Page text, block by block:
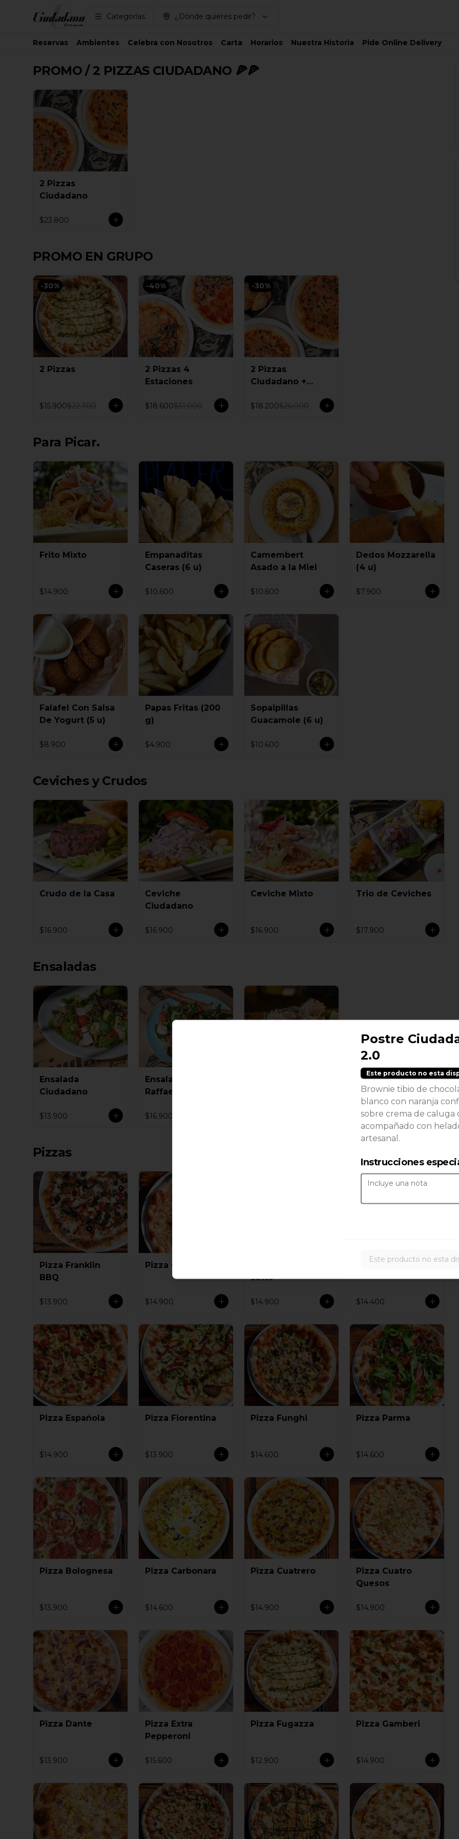
Categorías ¿Dónde quieres pedir?
Reservas Ambientes Celebra con Nosotros Carta Horarios Nuestra Historia Pide Online Delivery
PROMO / 2 PIZZAS CIUDADANO 🍕🍕
2 Pizzas
Ciudadano
$23.800
PROMO EN GRUPO
-30%
2 Pizzas
$15.900$22.700
-40%
2 Pizzas 4
Estaciones
$18.600$31.000
-30%
2 Pizzas
Ciudadano +
$18.200$26.000
Para Picar.
Frito Mixto
$14.900
Empanaditas
Caseras (6 u)
$10.600
Camembert
Asado a la Miel
$10.600
Dedos Mozzarella
(4 u)
$7.900
Falafel Con Salsa
De Yogurt (5 u)
$8.900
Papas Fritas (200
g)
$4.900
Sopaipillas
Guacamole (6 u)
$10.600
Ceviches y Crudos
Crudo de la Casa
$16.900
Ceviche
Ciudadano
$16.900
Ceviche Mixto
$16.900
Trio de Ceviches
$17.900
Ensaladas
Ensalada
Ciudadano
$13.900
Ensalada
Raffaello
$16.900
Pizzas
Pizza Franklin
BBQ
$13.900
Pizza Ciudadano
$14.900
Latte
$14.900
Pizza Caperi
$14.400
Pizza Española
$14.900
Pizza Fiorentina
$13.900
Pizza Funghi
$14.600
Pizza Parma
$14.600
Pizza Bolognesa
$13.900
Pizza Carbonara
$14.600
Pizza Cuatrero
$14.900
Pizza Cuatro
Quesos
$14.900
Pizza Dante
$13.900
Pizza Extra
Pepperoni
$15.600
Pizza Fugazza
$12.900
Pizza Gamberi
$14.900
Postre
2.0
Este producto no esta
Brownie tibio de
blanco con naranja
sobre crema de caluga
acompañado con
artesanal.
Instrucciones
Este producto no esta